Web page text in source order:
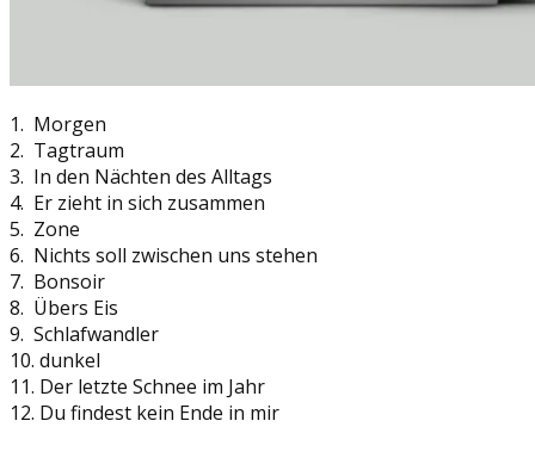
1. Morgen
2. Tagtraum
3. In den Nächten des Alltags
4. Er zieht in sich zusammen
5. Zone
6. Nichts soll zwischen uns stehen
7. Bonsoir
8. Übers Eis
9. Schlafwandler
10. dunkel
11. Der letzte Schnee im Jahr
12. Du findest kein Ende in mir